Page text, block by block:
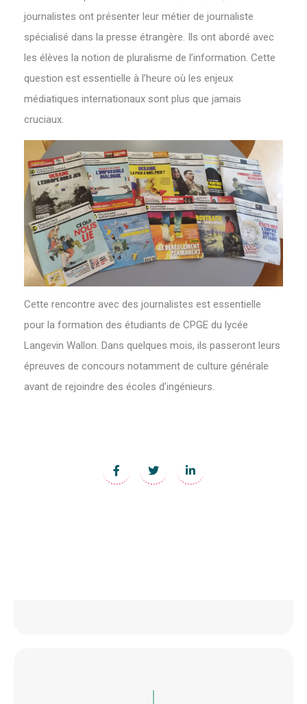
journalistes ont présenter leur métier de journaliste
spécialisé dans la presse étrangère. Ils ont abordé avec
les élèves la notion de pluralisme de l’information. Cette
question est essentielle à l’heure où les enjeux
médiatiques internationaux sont plus que jamais
cruciaux.
Cette rencontre avec des journalistes est essentielle
pour la formation des étudiants de CPGE du lycée
Langevin Wallon. Dans quelques mois, ils passeront leurs
épreuves de concours notamment de culture générale
avant de rejoindre des écoles d’ingénieurs.